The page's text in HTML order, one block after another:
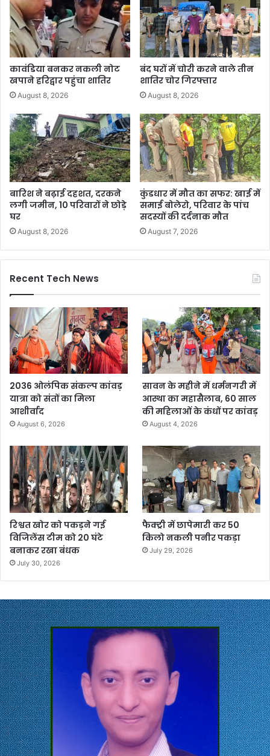
कावंडिया बनकर नकली नोट
खपाने हरिद्वार पहुंचा शातिर
August 8, 2026
बंद घरों में चोरी करने वाले तीन
शातिर चोर गिरफ्तार
August 8, 2026
बारिश ने बढ़ाई दहशत, दरकने
लगी जमीन, 10 परिवारों ने छोड़े
घर
August 8, 2026
कुंडधार में मौत का सफर: खाई में
समाई बोलेरो, परिवार के पांच
सदस्यों की दर्दनाक मौत
August 7, 2026
Recent Tech News
2036 ओलंपिक संकल्प कांवड़
यात्रा को संतों का मिला
आशीर्वाद
August 6, 2026
सावन के महीने में धर्मनगरी में
आस्था का महासैलाब, 60 साल
की महिलाओं के कंधों पर कांवड़
August 4, 2026
रिश्वत खोर को पकड़ने गई
विजिलेंस टीम को 20 घंटे
बनाकर रखा बंधक
July 30, 2026
फैक्ट्री में छापेमारी कर 50
किलो नकली पनीर पकड़ा
July 29, 2026